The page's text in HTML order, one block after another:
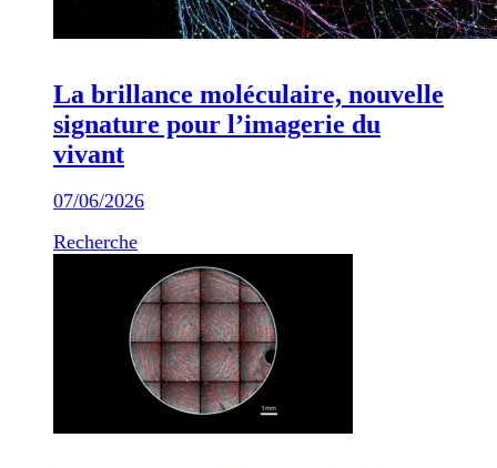
La brillance moléculaire, nouvelle
signature pour l’imagerie du
vivant
07/06/2026
Recherche